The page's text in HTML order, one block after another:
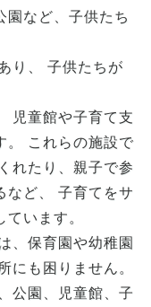
園など、子供たち
り、 子供たちが
児童館や子育て支
。 これらの施設で
れたり、親子で参
など、 子育てをサ
います。
、保育園や幼稚園
にも困りません。
公園、児童館、子